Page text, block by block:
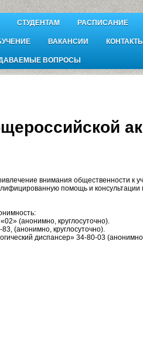
СТУДЕНТАМ РАСПИСАНИЕ
ВАКАНСИИ КОНТАКТЫ
ВОПРОСЫ
внимания общественности к
помощь и
(анонимно, круглосуточно).
(анонимно, круглосуточно).
диспансер» 34-80-03 (анонимно,